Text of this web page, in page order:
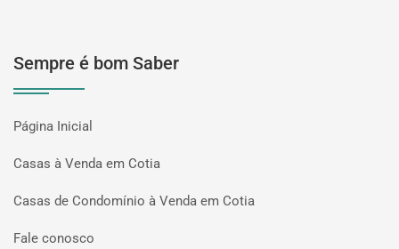
Sempre é bom Saber
Página Inicial
Casas à Venda em Cotia
Casas de Condomínio à Venda em Cotia
Fale conosco